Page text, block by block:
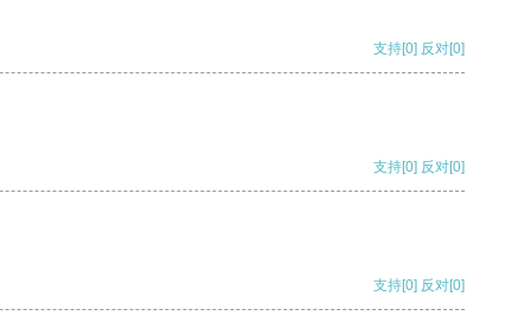
支持[0] 反对[0]
支持[0] 反对[0]
支持[0] 反对[0]